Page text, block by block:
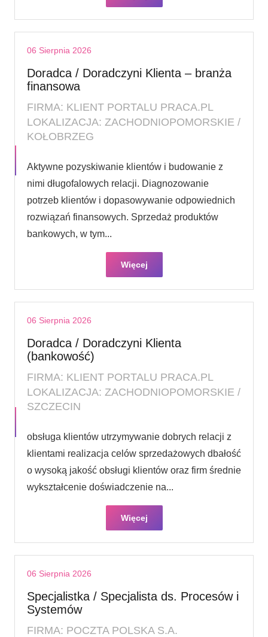
06 Sierpnia 2026
Doradca / Doradczyni Klienta – branża
finansowa
FIRMA: KLIENT PORTALU PRACA.PL
LOKALIZACJA: ZACHODNIOPOMORSKIE /
KOŁOBRZEG
Aktywne pozyskiwanie klientów i budowanie z
nimi długofalowych relacji. Diagnozowanie
potrzeb klientów i dopasowywanie odpowiednich
rozwiązań finansowych. Sprzedaż produktów
bankowych, w tym...
Więcej
06 Sierpnia 2026
Doradca / Doradczyni Klienta
(bankowość)
FIRMA: KLIENT PORTALU PRACA.PL
LOKALIZACJA: ZACHODNIOPOMORSKIE /
SZCZECIN
obsługa klientów utrzymywanie dobrych relacji z
klientami realizacja celów sprzedażowych dbałość
o wysoką jakość obsługi klientów oraz firm średnie
wykształcenie doświadczenie na...
Więcej
06 Sierpnia 2026
Specjalistka / Specjalista ds. Procesów i
Systemów
FIRMA: POCZTA POLSKA S.A.